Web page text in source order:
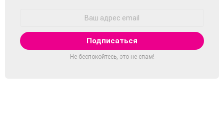
Не беспокойтесь, это не спам!